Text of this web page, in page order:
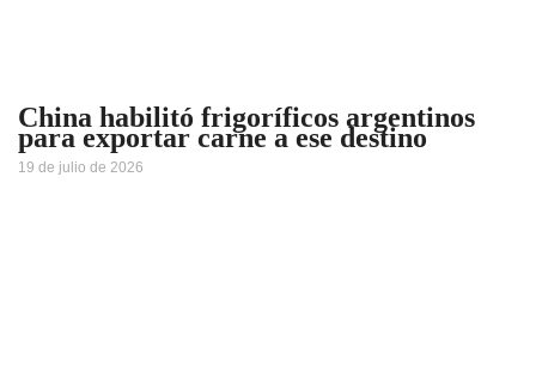
China habilitó frigoríficos argentinos
para exportar carne a ese destino
19 de julio de 2026